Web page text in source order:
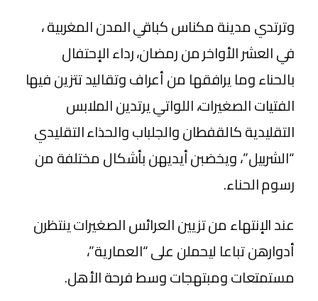
وترتدي مدينة مكناس كباقي المدن المغربية ،
في العشر الأواخر من رمضان، رداء الإحتفال
بالحناء وما يرافقها من أعراف وتقاليد تتزين فيها
الفتيات الصغيرات، اللواتي يرتدين الملابس
التقليدية كالقفطان والجلباب والحذاء التقليدي
“الشربيل”، ويخضبن أيديهن بأشكال مختلفة من
رسوم الحناء.
عند الإنتهاء من تزيين العرائس الصغيرات ينتظرن
أدوارهن تباعا ليحملن على “العمارية”،
مستمتعات ومبتهجات وسط فرحة الأهل.